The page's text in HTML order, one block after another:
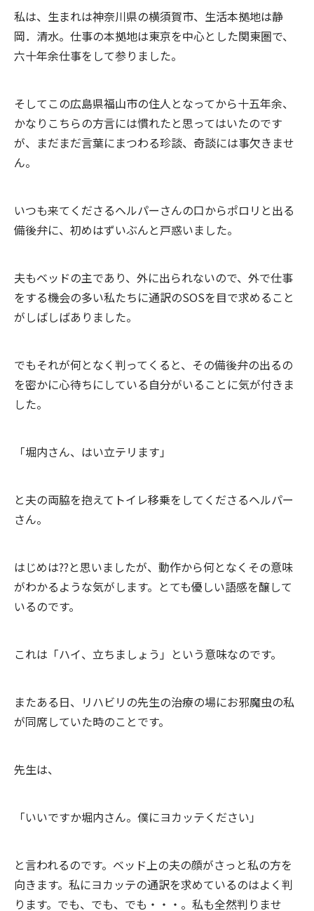
私は、生まれは神奈川県の横須賀市、生活本拠地は静
岡．清水。仕事の本拠地は東京を中心とした関東圏で、
六十年余仕事をして参りました。
そしてこの広島県福山市の住人となってから十五年余、
かなりこちらの方言には慣れたと思ってはいたのです
が、まだまだ言葉にまつわる珍談、奇談には事欠きませ
ん。
いつも来てくださるヘルパーさんの口からポロリと出る
備後弁に、初めはずいぶんと戸惑いました。
夫もベッドの主であり、外に出られないので、外で仕事
をする機会の多い私たちに通訳のSOSを目で求めること
がしばしばありました。
でもそれが何となく判ってくると、その備後弁の出るの
を密かに心待ちにしている自分がいることに気が付きま
した。
「堀内さん、はい立テリます」
と夫の両脇を抱えてトイレ移乗をしてくださるヘルパー
さん。
はじめは??と思いましたが、動作から何となくその意味
がわかるような気がします。とても優しい語感を醸して
いるのです。
これは「ハイ、立ちましょう」という意味なのです。
またある日、リハビリの先生の治療の場にお邪魔虫の私
が同席していた時のことです。
先生は、
「いいですか堀内さん。僕にヨカッテください」
と言われるのです。ベッド上の夫の顔がさっと私の方を
向きます。私にヨカッテの通訳を求めているのはよく判
ります。でも、でも、でも・・・。私も全然判りませ